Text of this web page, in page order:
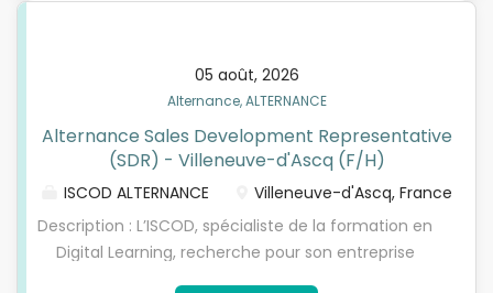
05 août, 2026
Alternance, ALTERNANCE
Alternance Sales Development Representative
(SDR) - Villeneuve-d'Ascq (F/H)
ISCOD ALTERNANCE
Villeneuve-d'Ascq, France
Description : L’ISCOD, spécialiste de la formation en
Digital Learning, recherche pour son entreprise